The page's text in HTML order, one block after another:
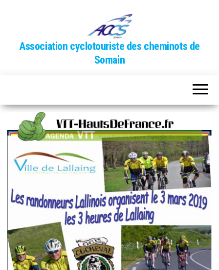
Association cyclotouriste des cheminots de
Somain